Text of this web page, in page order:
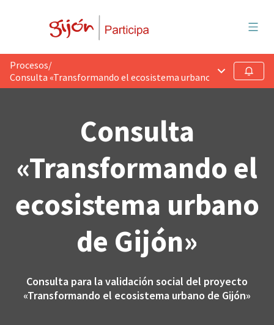
Procesos/
Consulta «Transformando el ecosistema urbano de Gijón»
Menú Seguir
Consulta
«Transformando el
ecosistema urbano
de Gijón»
Consulta para la validación social del proyecto
«Transformando el ecosistema urbano de Gijón»